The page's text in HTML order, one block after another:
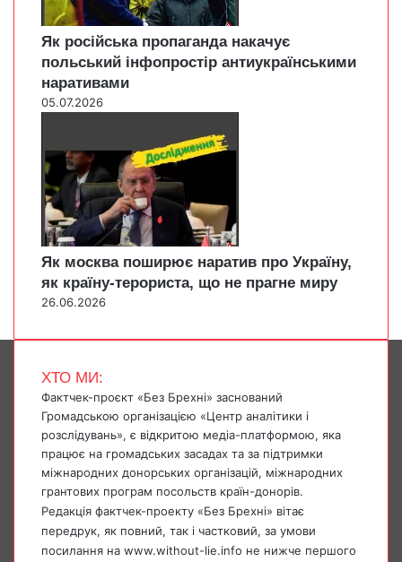
Як російська пропаганда накачує
польський інфопростір антиукраїнськими
наративами
05.07.2026
Як москва поширює наратив про Україну,
як країну-терориста, що не прагне миру
26.06.2026
ХТО МИ:
Фактчек-проєкт «Без Брехні» заснований
Громадською організацією «Центр аналітики і
розслідувань», є відкритою медіа-платформою, яка
працює на громадських засадах та за підтримки
міжнародних донорських організацій, міжнародних
грантових програм посольств країн-донорів.
Редакція фактчек-проекту «Без Брехні» вітає
передрук, як повний, так і частковий, за умови
посилання на www.without-lie.info не нижче першого